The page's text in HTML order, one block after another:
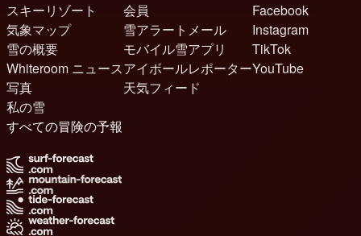
スキーリゾート
気象マップ
雪の概要
Whiteroom ニュース
写真
私の雪
会員
雪アラートメール
モバイル雪アプリ
アイボールレポーター
天気フィード
Facebook
Instagram
TikTok
YouTube
すべての冒険の予報